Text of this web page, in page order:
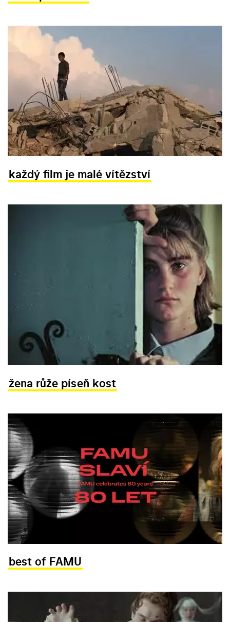
každý film je malé vítězství
žena růže píseň kost
best of FAMU